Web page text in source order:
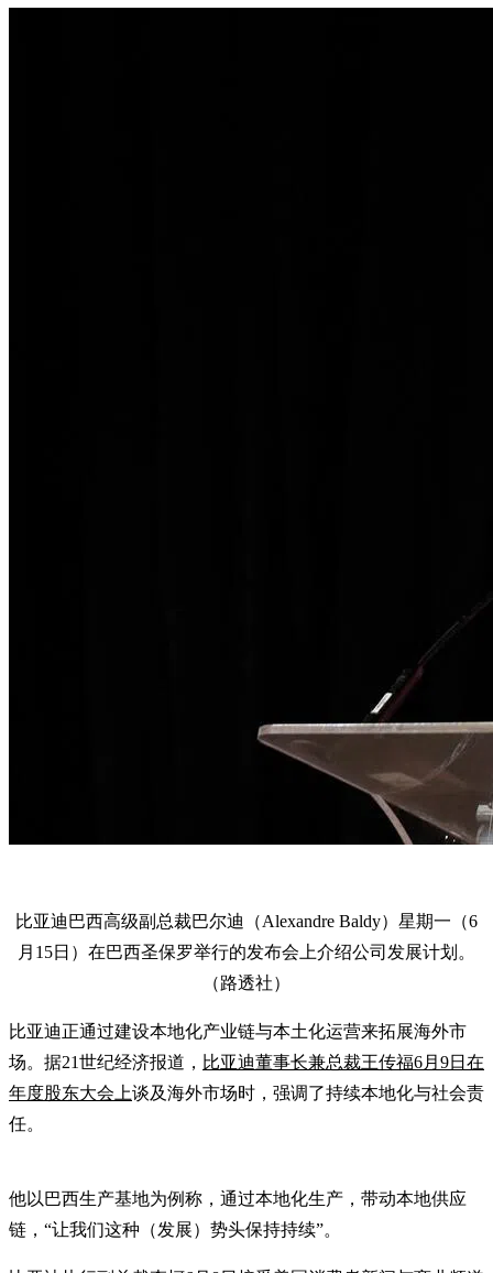
比亚迪巴西高级副总裁巴尔迪（Alexandre Baldy）星期一（6
月15日）在巴西圣保罗举行的发布会上介绍公司发展计划。
（路透社）
比亚迪正通过建设本地化产业链与本土化运营来拓展海外市
场。据21世纪经济报道， 比亚迪董事长兼总裁王传福6月9日在
年度股东大会上谈及海外市场时，强调了持续本地化与社会责
任。
他以巴西生产基地为例称，通过本地化生产，带动本地供应
链，“让我们这种（发展）势头保持持续”。